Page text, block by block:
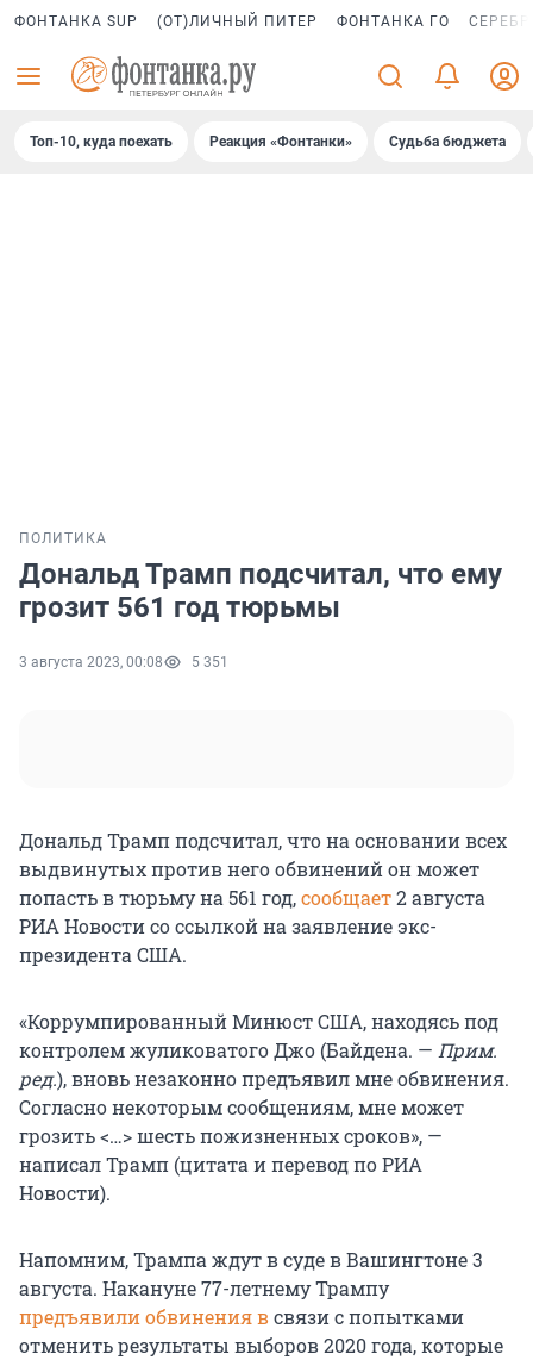
ФОНТАНКА SUP (ОТ)ЛИЧНЫЙ ПИТЕР ФОНТАНКА ГО
Топ-10, куда поехать Реакция «Фонтанки» Судьба бюджета
ПОЛИТИКА
Дональд Трамп подсчитал, что ему
грозит 561 год тюрьмы
3 августа 2023, 00:08 5 351
Дональд Трамп подсчитал, что на основании всех
выдвинутых против него обвинений он может
попасть в тюрьму на 561 год,сообщает2 августа
РИА Новости со ссылкой на заявление экс-
президента США.
«Коррумпированный Минюст США, находясь под
контролем жуликоватого Джо (Байдена. — Прим.
ред.), вновь незаконно предъявил мне обвинения.
Согласно некоторым сообщениям, мне может
грозить <…> шесть пожизненных сроков», —
написал Трамп (цитата и перевод по РИА
Новости).
Напомним, Трампа ждут в суде в Вашингтоне 3
августа. Накануне 77-летнему Трампу
предъявили обвинения всвязи с попытками
отменить результаты выборов 2020 года, которые